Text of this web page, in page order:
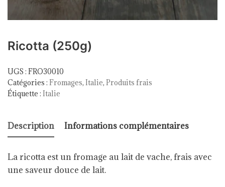
Ricotta (250g)
UGS : FRO30010
Catégories : Fromages, Italie, Produits frais
Étiquette : Italie
Description Informations complémentaires
La ricotta est un fromage au lait de vache, frais avec
une saveur douce de lait.